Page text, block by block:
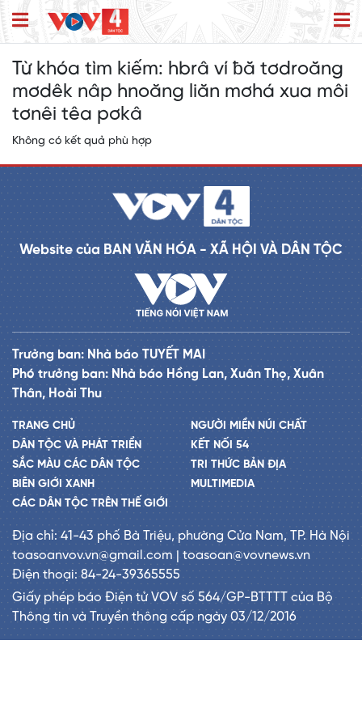
Từ khóa tìm kiếm: hbrâ ví ƀă tơdroăng
mơdêk nâp hnoăng liăn mơhá xua môi
tơnêi têa pơkâ
Không có kết quả phù hợp
Website của BAN VĂN HÓA - XÃ HỘI VÀ DÂN TỘC
Trưởng ban: Nhà báo TUYẾT MAI
Phó trưởng ban: Nhà báo Hồng Lan, Xuân Thọ, Xuân
Thân, Hoài Thu
TRANG CHỦ
DÂN TỘC VÀ PHÁT TRIỂN
SẮC MÀU CÁC DÂN TỘC
BIÊN GIỚI XANH
CÁC DÂN TỘC TRÊN THẾ GIỚI
NGƯỜI MIỀN NÚI CHẤT
KẾT NỐI 54
TRI THỨC BẢN ĐỊA
MULTIMEDIA
Địa chỉ: 41-43 phố Bà Triệu, phường Cửa Nam, TP. Hà Nội
toasoanvov.vn@gmail.com | toasoan@vovnews.vn
Điện thoại: 84-24-39365555
Giấy phép báo Điện tử VOV số 564/GP-BTTTT của Bộ
Thông tin và Truyền thông cấp ngày 03/12/2016